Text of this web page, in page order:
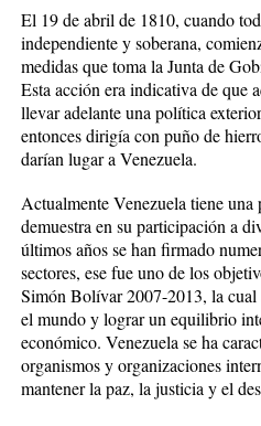
El 19 de abril de 1810, cuando
independiente y soberana,
medidas que toma la Junta de
Esta acción era indicativa de que
llevar adelante una política
entonces dirigía con puño de
darían lugar a Venezuela.
Actualmente Venezuela tiene
demuestra en su participación a
últimos años se han firmado
sectores, ese fue uno de los
Simón Bolívar 2007-2013, la cual
el mundo y lograr un equilibrio
económico. Venezuela se ha
organismos y organizaciones
mantener la paz, la justicia y el